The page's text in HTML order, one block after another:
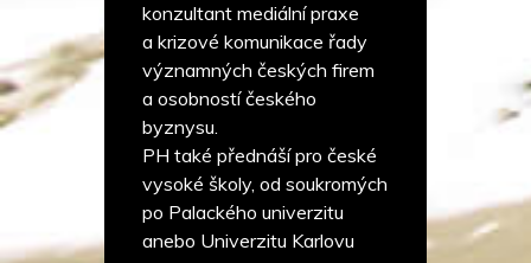
konzultant mediální praxe
a krizové komunikace řady
významných českých firem
a osobností českého
byznysu.
PH také přednáší pro české
vysoké školy, od soukromých
po Palackého univerzitu
anebo Univerzitu Karlovu